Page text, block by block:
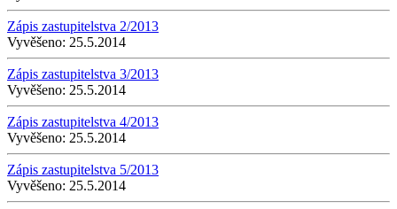
Zápis zastupitelstva 2/2013
Vyvěšeno: 25.5.2014
Zápis zastupitelstva 3/2013
Vyvěšeno: 25.5.2014
Zápis zastupitelstva 4/2013
Vyvěšeno: 25.5.2014
Zápis zastupitelstva 5/2013
Vyvěšeno: 25.5.2014